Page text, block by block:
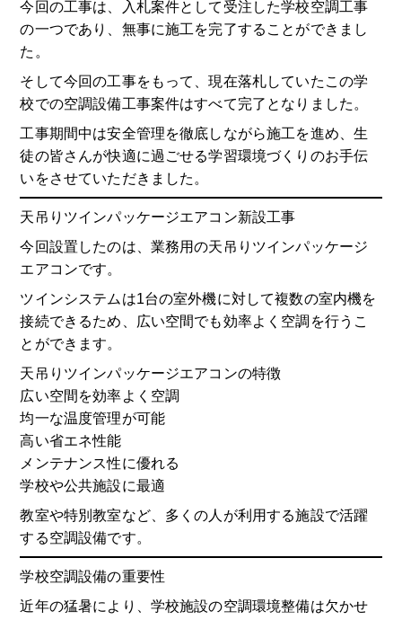
今回の工事は、入札案件として受注した学校空調工事
の一つであり、無事に施工を完了することができまし
た。
そして今回の工事をもって、現在落札していたこの学
校での空調設備工事案件はすべて完了となりました。
工事期間中は安全管理を徹底しながら施工を進め、生
徒の皆さんが快適に過ごせる学習環境づくりのお手伝
いをさせていただきました。
天吊りツインパッケージエアコン新設工事
今回設置したのは、業務用の天吊りツインパッケージ
エアコンです。
ツインシステムは1台の室外機に対して複数の室内機を
接続できるため、広い空間でも効率よく空調を行うこ
とができます。
天吊りツインパッケージエアコンの特徴
広い空間を効率よく空調
均一な温度管理が可能
高い省エネ性能
メンテナンス性に優れる
学校や公共施設に最適
教室や特別教室など、多くの人が利用する施設で活躍
する空調設備です。
学校空調設備の重要性
近年の猛暑により、学校施設の空調環境整備は欠かせ